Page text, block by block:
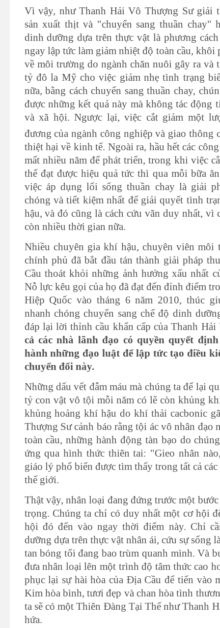
Vì vậy, như Thanh Hải Vô Thượng Sư giải
sản xuất thịt và "chuyển sang thuần chay"
dinh dưỡng dựa trên thực vật là phương
ngay lập tức làm giảm nhiệt độ toàn cầu, khôi
về môi trường do ngành chăn nuôi gây ra và
tỷ đô la Mỹ cho việc giảm nhẹ tình trạng
nữa, bằng cách chuyển sang thuần chay,
được những kết quả này mà không tác động
và xã hội. Ngược lại, việc cắt giảm một
đương của ngành công nghiệp và giao thông
thiệt hại về kinh tế. Ngoài ra, hầu hết các
mất nhiều năm để phát triển, trong khi việc
thể đạt được hiệu quả tức thì qua mỗi bữa
việc áp dụng lối sống thuần chay là giải
chóng và tiết kiệm nhất để giải quyết tình
hậu, và đó cũng là cách cứu vãn duy nhất, vì
còn nhiều thời gian nữa.
Nhiều chuyên gia khí hậu, chuyên viên môi
chính phủ đã bắt đầu tán thành giải pháp
Cầu thoát khỏi những ảnh hưởng xấu nhất
Nỗ lực kêu gọi của họ đã đạt đến đỉnh điểm
Hiệp Quốc vào tháng 6 năm 2010, thúc
nhanh chóng chuyển sang chế độ dinh
đáp lại lời thỉnh cầu khẩn cấp của Thanh
cả các nhà lãnh đạo có quyền quyết
hành những đạo luật để lập tức tạo điều
chuyển đổi này.
Những dấu vết đẫm máu mà chúng ta để lại
tỷ con vật vô tội mỗi năm có lẽ còn khủng
khủng hoảng khí hậu do khí thải cacbonic
Thượng Sư cảnh báo rằng tội ác vô nhân đạo
toàn cầu, những hành động tàn bạo do
ứng qua hình thức thiên tai: "Gieo nhân
giáo lý phổ biến được tìm thấy trong tất cả
thế giới.
Thật vậy, nhân loại đang đứng trước một
trọng. Chúng ta chỉ có duy nhất một cơ hội
hội đó đến vào ngay thời điểm này. Chỉ
dưỡng dựa trên thực vật nhân ái, cứu sự sống
tan bóng tối đang bao trùm quanh mình. Và
đưa nhân loại lên một trình độ tâm thức cao
phục lại sự hài hòa của Địa Cầu để tiến vào
Kim hòa bình, tươi đẹp và chan hòa tình
ta sẽ có một Thiên Đàng Tại Thế như Thanh
hứa.